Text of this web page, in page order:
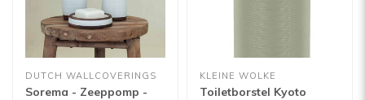
DUTCH WALLCOVERINGS
Sorema - Zeeppomp -
KLEINE WOLKE
Toiletborstel Kyoto